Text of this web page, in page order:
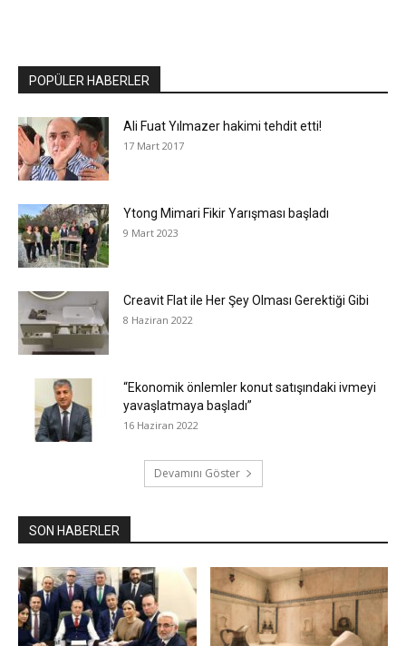
POPÜLER HABERLER
Ali Fuat Yılmazer hakimi tehdit etti!
17 Mart 2017
Ytong Mimari Fikir Yarışması başladı
9 Mart 2023
Creavit Flat ile Her Şey Olması Gerektiği Gibi
8 Haziran 2022
“Ekonomik önlemler konut satışındaki ivmeyi
yavaşlatmaya başladı”
16 Haziran 2022
Devamını Göster
SON HABERLER